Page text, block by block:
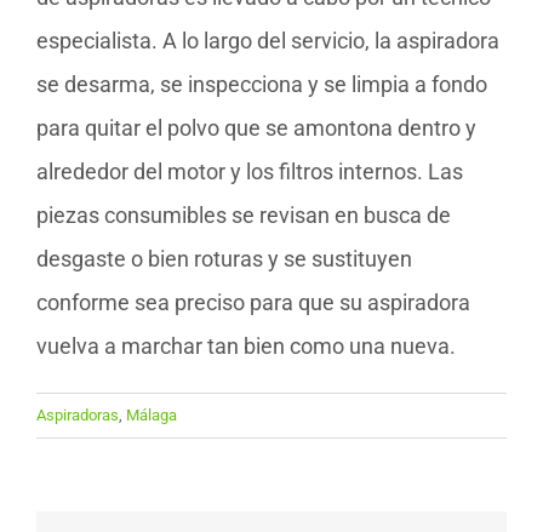
especialista. A lo largo del servicio, la aspiradora
se desarma, se inspecciona y se limpia a fondo
para quitar el polvo que se amontona dentro y
alrededor del motor y los filtros internos. Las
piezas consumibles se revisan en busca de
desgaste o bien roturas y se sustituyen
conforme sea preciso para que su aspiradora
vuelva a marchar tan bien como una nueva.
Aspiradoras, Málaga